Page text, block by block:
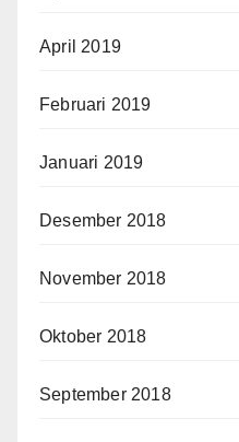
April 2019
Februari 2019
Januari 2019
Desember 2018
November 2018
Oktober 2018
September 2018